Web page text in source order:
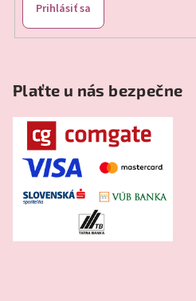
Prihlásiť sa
Plaťte u nás bezpečne